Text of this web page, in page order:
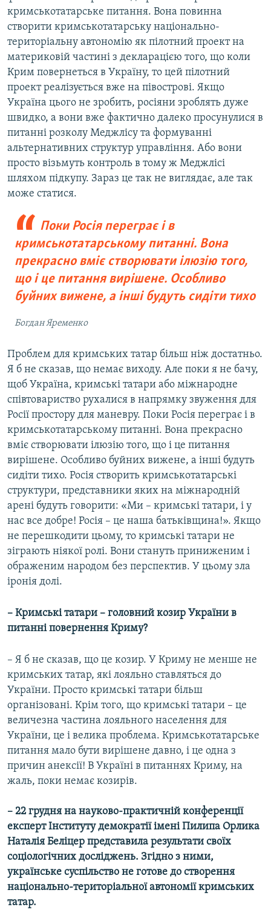
кримськотатарське питання. Вона повинна
створити кримськотатарську національно-
територіальну автономію як пілотний проект на
материковій частині з декларацією того, що коли
Крим повернеться в Україну, то цей пілотний
проект реалізується вже на півострові. Якщо
Україна цього не зробить, росіяни зроблять дуже
швидко, а вони вже фактично далеко просунулися в
питанні розколу Меджлісу та формуванні
альтернативних структур управління. Або вони
просто візьмуть контроль в тому ж Меджлісі
шляхом підкупу. Зараз це так не виглядає, але так
може статися.
Поки Росія переграє і в
кримськотатарському питанні. Вона
прекрасно вміє створювати ілюзію того,
що і це питання вирішене. Особливо
буйних вижене, а інші будуть сидіти тихо
Богдан Яременко
Проблем для кримських татар більш ніж достатньо.
Я б не сказав, що немає виходу. Але поки я не бачу,
щоб Україна, кримські татари або міжнародне
співтовариство рухалися в напрямку звуження для
Росії простору для маневру. Поки Росія переграє і в
кримськотатарському питанні. Вона прекрасно
вміє створювати ілюзію того, що і це питання
вирішене. Особливо буйних вижене, а інші будуть
сидіти тихо. Росія створить кримськотатарські
структури, представники яких на міжнародній
арені будуть говорити: «Ми – кримські татари, і у
нас все добре! Росія – це наша батьківщина!». Якщо
не перешкодити цьому, то кримські татари не
зіграють ніякої ролі. Вони стануть приниженим і
ображеним народом без перспектив. У цьому зла
іронія долі.
– Кримські татари – головний козир України в
питанні повернення Криму?
– Я б не сказав, що це козир. У Криму не менше не
кримських татар, які лояльно ставляться до
України. Просто кримські татари більш
організовані. Крім того, що кримські татари – це
величезна частина лояльного населення для
України, це і велика проблема. Кримськотатарське
питання мало бути вирішене давно, і це одна з
причин анексії! В Україні в питаннях Криму, на
жаль, поки немає козирів.
– 22 грудня на науково-практичній конференції
експерт Інституту демократії імені Пилипа Орлика
Наталія Беліцер представила результати своїх
соціологічних досліджень. Згідно з ними,
українське суспільство не готове до створення
національно-територіальної автономії кримських
татар.